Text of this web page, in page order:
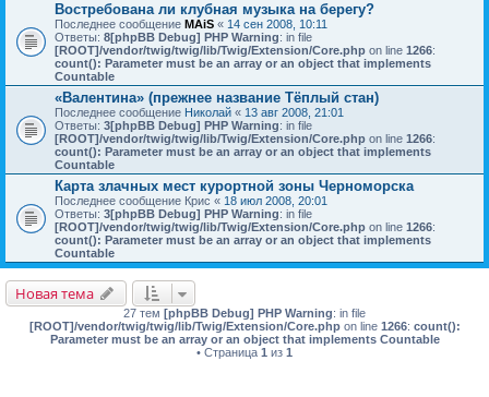
Востребована ли клубная музыка на берегу?
Последнее сообщение MAiS « 14 сен 2008, 10:11
Ответы: 8[phpBB Debug] PHP Warning: in file
[ROOT]/vendor/twig/twig/lib/Twig/Extension/Core.php on line 1266:
count(): Parameter must be an array or an object that implements
Countable
«Валентина» (прежнее название Тёплый стан)
Последнее сообщение Николай « 13 авг 2008, 21:01
Ответы: 3[phpBB Debug] PHP Warning: in file
[ROOT]/vendor/twig/twig/lib/Twig/Extension/Core.php on line 1266:
count(): Parameter must be an array or an object that implements
Countable
Карта злачных мест курортной зоны Черноморска
Последнее сообщение Крис « 18 июл 2008, 20:01
Ответы: 3[phpBB Debug] PHP Warning: in file
[ROOT]/vendor/twig/twig/lib/Twig/Extension/Core.php on line 1266:
count(): Parameter must be an array or an object that implements
Countable
Новая тема
27 тем [phpBB Debug] PHP Warning: in file
[ROOT]/vendor/twig/twig/lib/Twig/Extension/Core.phpon line 1266: count():
Parameter must be an array or an object that implements Countable
• Страница 1 из 1